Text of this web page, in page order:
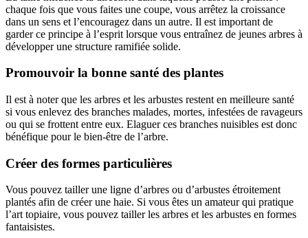
chaque fois que vous faites une coupe, vous arrêtez la croissance
dans un sens et l’encouragez dans un autre. Il est important de
garder ce principe à l’esprit lorsque vous entraînez de jeunes arbres à
développer une structure ramifiée solide.
Promouvoir la bonne santé des plantes
Il est à noter que les arbres et les arbustes restent en meilleure santé
si vous enlevez des branches malades, mortes, infestées de ravageurs
ou qui se frottent entre eux. Elaguer ces branches nuisibles est donc
bénéfique pour le bien-être de l’arbre.
Créer des formes particulières
Vous pouvez tailler une ligne d’arbres ou d’arbustes étroitement
plantés afin de créer une haie. Si vous êtes un amateur qui pratique
l’art topiaire, vous pouvez tailler les arbres et les arbustes en formes
fantaisistes.